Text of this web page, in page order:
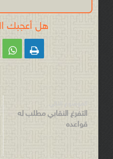
هل أعجبك
 
التفرغ النقابي مطلب له
قواعده